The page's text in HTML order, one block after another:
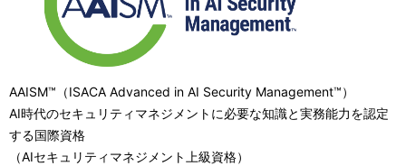
AAISM™（ISACA Advanced in AI Security Management™）
AI時代のセキュリティマネジメントに必要な知識と実務能力を認定
する国際資格
（AIセキュリティマネジメント上級資格）